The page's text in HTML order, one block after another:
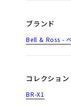
ブランド
Bell & Ross -
コレクション
BR-X1